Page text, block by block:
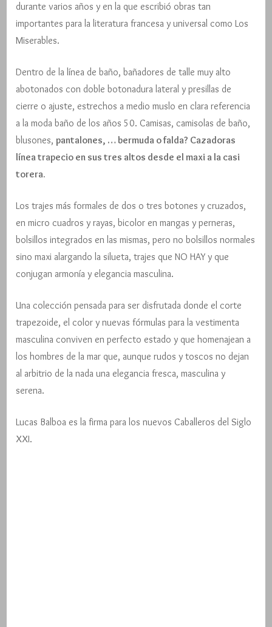
durante varios años y en la que escribió obras tan
importantes para la literatura francesa y universal como Los
Miserables.
Dentro de la línea de baño, bañadores de talle muy alto
abotonados con doble botonadura lateral y presillas de
cierre o ajuste, estrechos a medio muslo en clara referencia
a la moda baño de los años 50. Camisas, camisolas de baño,
blusones,pantalones, … bermuda o falda? Cazadoras
línea trapecio en sus tres altos desde el maxi a la casi
torera.
Los trajes más formales de dos o tres botones y cruzados,
en micro cuadros y rayas, bicolor en mangas y perneras,
bolsillos integrados en las mismas, pero no bolsillos normales
sino maxi alargando la silueta, trajes que NO HAY y que
conjugan armonía y elegancia masculina.
Una colección pensada para ser disfrutada donde el corte
trapezoide, el color y nuevas fórmulas para la vestimenta
masculina conviven en perfecto estado y que homenajean a
los hombres de la mar que, aunque rudos y toscos no dejan
al arbitrio de la nada una elegancia fresca, masculina y
serena.
Lucas Balboa es la firma para los nuevos Caballeros del Siglo
XXI.